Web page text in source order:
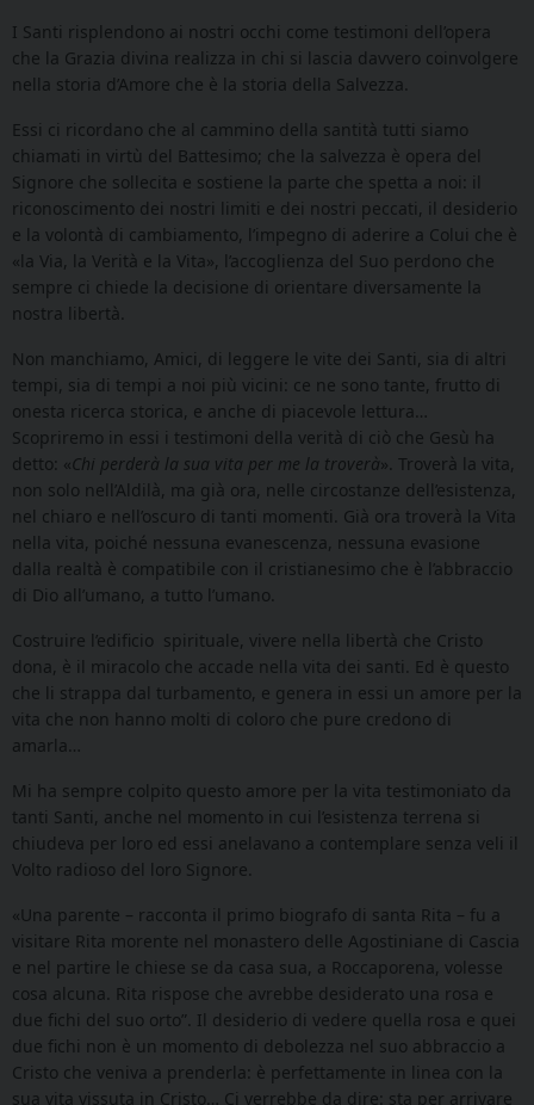
I Santi risplendono ai nostri occhi come testimoni dell’opera
che la Grazia divina realizza in chi si lascia davvero coinvolgere
nella storia d’Amore che è la storia della Salvezza.
Essi ci ricordano che al cammino della santità tutti siamo
chiamati in virtù del Battesimo; che la salvezza è opera del
Signore che sollecita e sostiene la parte che spetta a noi: il
riconoscimento dei nostri limiti e dei nostri peccati, il desiderio
e la volontà di cambiamento, l’impegno di aderire a Colui che è
«la Via, la Verità e la Vita», l’accoglienza del Suo perdono che
sempre ci chiede la decisione di orientare diversamente la
nostra libertà.
Non manchiamo, Amici, di leggere le vite dei Santi, sia di altri
tempi, sia di tempi a noi più vicini: ce ne sono tante, frutto di
onesta ricerca storica, e anche di piacevole lettura…
Scopriremo in essi i testimoni della verità di ciò che Gesù ha
detto: «Chi perderà la sua vita per me la troverà». Troverà la vita,
non solo nell’Aldilà, ma già ora, nelle circostanze dell’esistenza,
nel chiaro e nell’oscuro di tanti momenti. Già ora troverà la Vita
nella vita, poiché nessuna evanescenza, nessuna evasione
dalla realtà è compatibile con il cristianesimo che è l’abbraccio
di Dio all’umano, a tutto l’umano.
Costruire l’edificio spirituale, vivere nella libertà che Cristo
dona, è il miracolo che accade nella vita dei santi. Ed è questo
che li strappa dal turbamento, e genera in essi un amore per la
vita che non hanno molti di coloro che pure credono di
amarla…
Mi ha sempre colpito questo amore per la vita testimoniato da
tanti Santi, anche nel momento in cui l’esistenza terrena si
chiudeva per loro ed essi anelavano a contemplare senza veli il
Volto radioso del loro Signore.
«Una parente – racconta il primo biografo di santa Rita – fu a
visitare Rita morente nel monastero delle Agostiniane di Cascia
e nel partire le chiese se da casa sua, a Roccaporena, volesse
cosa alcuna. Rita rispose che avrebbe desiderato una rosa e
due fichi del suo orto”. Il desiderio di vedere quella rosa e quei
due fichi non è un momento di debolezza nel suo abbraccio a
Cristo che veniva a prenderla: è perfettamente in linea con la
sua vita vissuta in Cristo… Ci verrebbe da dire: sta per arrivare